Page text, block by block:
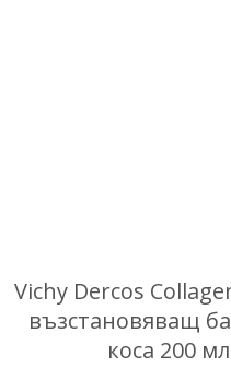
Vichy Dercos
възстановяващ
коса 200 мл